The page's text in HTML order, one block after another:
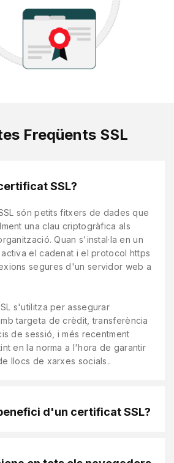
Freqüents SSL
SSL?
són petits fitxers de dades que
una clau criptogràfica als
Quan s'instal·la en un
el cadenat i el protocol https
segures d'un servidor web a
s'utilitza per assegurar
targeta de crèdit, transferència
de sessió, i més recentment
en la norma a l'hora de garantir
llocs de xarxes socials..
d'un certificat SSL?